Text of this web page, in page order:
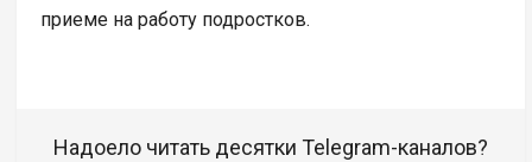
приеме на работу подростков.
Надоело читать десятки Telegram-каналов?